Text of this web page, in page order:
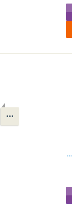
كيف ترفع من راتبك؟ | HOW TO RAISE YOUR OWN SALARY